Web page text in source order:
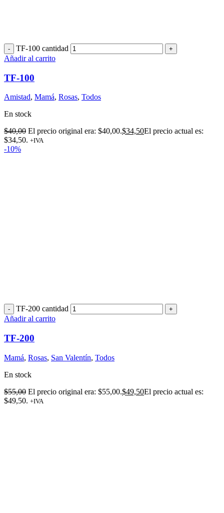
TF-100 cantidad
Añadir al carrito
TF-100
Amistad, Mamá, Rosas, Todos
En stock
$40,00 El precio original era: $40,00.$34,50El precio actual es:
$34,50. +IVA
-10%
TF-200 cantidad
Añadir al carrito
TF-200
Mamá, Rosas, San Valentín, Todos
En stock
$55,00 El precio original era: $55,00.$49,50El precio actual es:
$49,50. +IVA